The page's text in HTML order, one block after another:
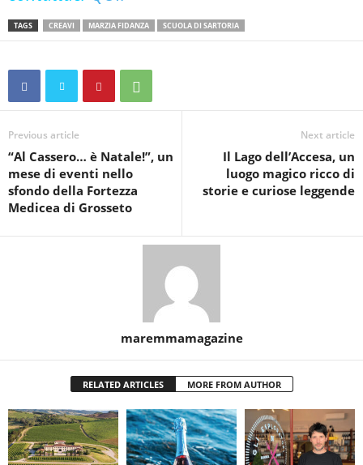
TAGS CREAVI MARZIA FIDANZA SCUOLA DI SARTORIA
Previous article
“Al Cassero… è Natale!”, un
mese di eventi nello
sfondo della Fortezza
Medicea di Grosseto
Next article
Il Lago dell’Accesa, un
luogo magico ricco di
storie e curiose leggende
maremmamagazine
RELATED ARTICLES MORE FROM AUTHOR